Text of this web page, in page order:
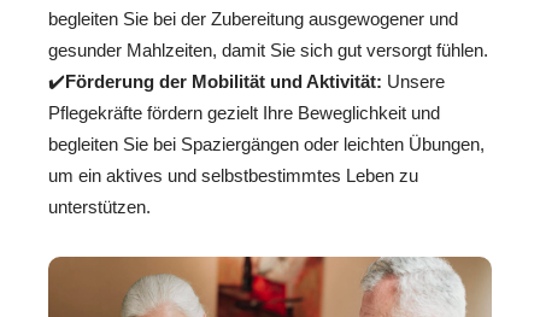
begleiten Sie bei der Zubereitung ausgewogener und
gesunder Mahlzeiten, damit Sie sich gut versorgt fühlen.
✔️Förderung der Mobilität und Aktivität: Unsere
Pflegekräfte fördern gezielt Ihre Beweglichkeit und
begleiten Sie bei Spaziergängen oder leichten Übungen,
um ein aktives und selbstbestimmtes Leben zu
unterstützen.